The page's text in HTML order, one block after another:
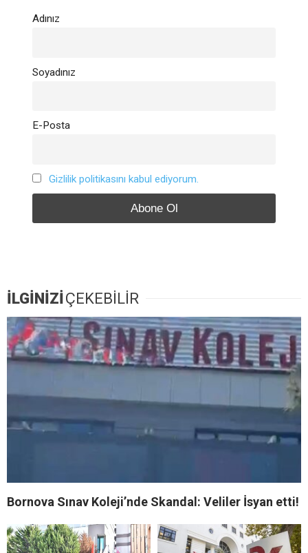
Adınız
Soyadınız
E-Posta
Gizlilik politikasını kabul ediyorum.
İLGİNİZİ ÇEKEBİLİR
Bornova Sınav Koleji’nde Skandal: Veliler İsyan etti!